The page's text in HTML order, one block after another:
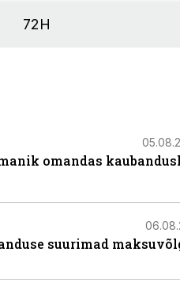
72H
omandas
suurimad